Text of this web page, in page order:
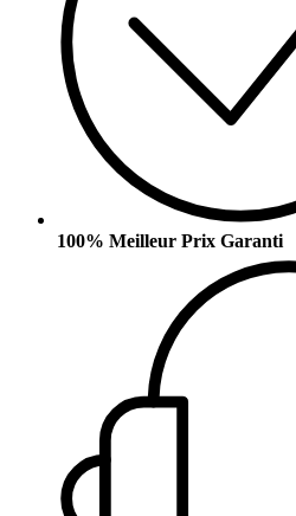
100% Meilleur Prix Garanti